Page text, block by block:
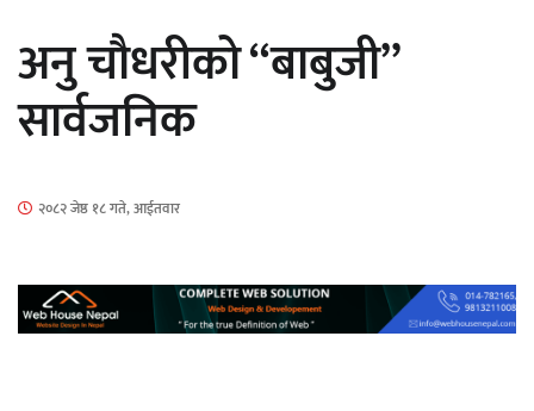
सार्वजनिक
नियन्त्रणमा
अनु चौधरीको “बाबुजी”
सार्वजनिक
२०८२ जेष्ठ १८ गते, आईतवार